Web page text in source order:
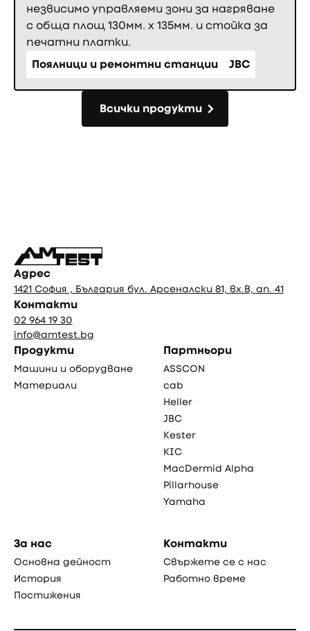
незвисимо управляеми зони за нагряване
с обща площ 130мм. х 135мм. и стойка за
печатни платки.
Поялници и ремонтни станции
JBC
Всички продукти
Адрес
1421 София , България бул. Арсеналски 81, вх.В, ап. 41
Контакти
02 964 19 30
info@amtest.bg
Продукти
Машини и оборудване
Материали
Партньори
ASSCON
cab
Heller
JBC
Kester
KIC
MacDermid Alpha
Pillarhouse
Yamaha
За нас
Основна дейност
История
Постижения
Контакти
Свържете се с нас
Работно време